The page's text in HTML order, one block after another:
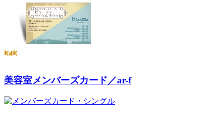
美容室メンバーズカード／ar-f